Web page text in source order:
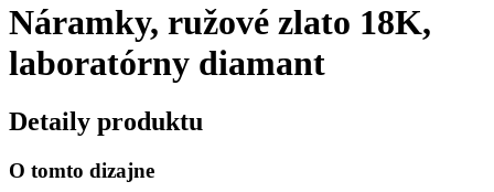
Náramky, ružové zlato 18K,
laboratórny diamant
Detaily produktu
O tomto dizajne